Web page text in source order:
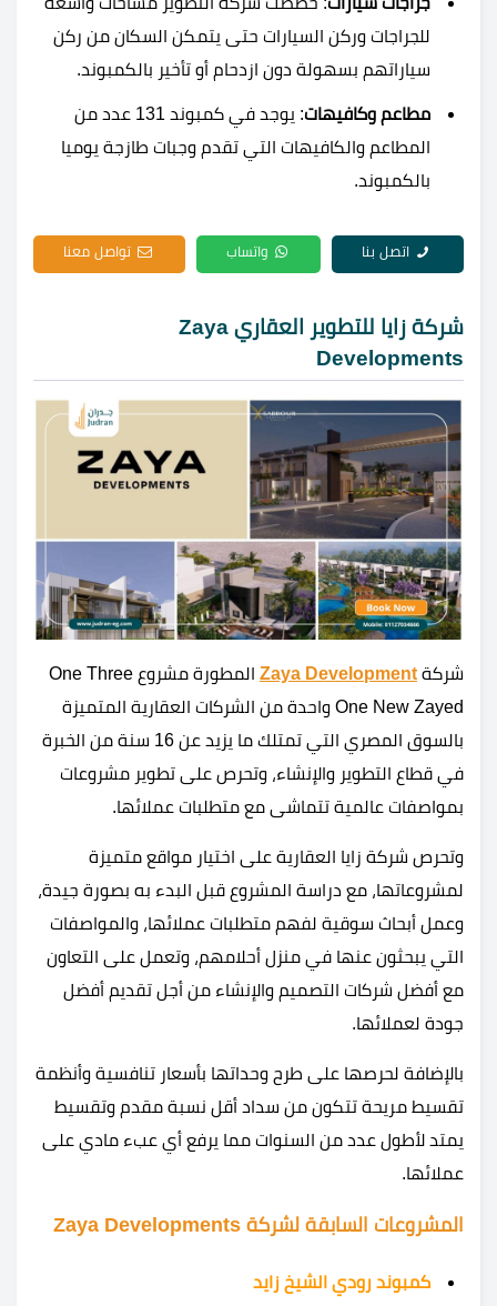
للجراجات وركن السيارات حتى يتمكن السكان من ركن
سياراتهم بسهولة دون ازدحام أو تأخير بالكمبوند.
مطاعم وكافيهات
: يوجد في كمبوند 131 عدد من
المطاعم والكافيهات التي تقدم وجبات طازجة يوميا
بالكمبوند.
اتصل بنا واتساب تواصل معنا
شركة زايا للتطوير العقاري Zaya
Developments
شركة Zaya Development
المطورة مشروع One Three
One New Zayed واحدة من الشركات العقارية المتميزة
بالسوق المصري التي تمتلك ما يزيد عن 16 سنة من الخبرة
في قطاع التطوير والإنشاء، وتحرص على تطوير مشروعات
بمواصفات عالمية تتماشى مع متطلبات عملائها.
وتحرص شركة زايا العقارية على اختيار مواقع متميزة
لمشروعاتها، مع دراسة المشروع قبل البدء به بصورة جيدة،
وعمل أبحاث سوقية لفهم متطلبات عملائها، والمواصفات
التي يبحثون عنها في منزل أحلامهم، وتعمل على التعاون
مع أفضل شركات التصميم والإنشاء من أجل تقديم أفضل
جودة لعملائها.
بالإضافة لحرصها على طرح وحداتها بأسعار تنافسية وأنظمة
تقسيط مريحة تتكون من سداد أقل نسبة مقدم وتقسيط
يمتد لأطول عدد من السنوات مما يرفع أي عبء مادي على
عملائها.
المشروعات السابقة لشركة Zaya Developments
كمبوند رودي الشيخ زايد